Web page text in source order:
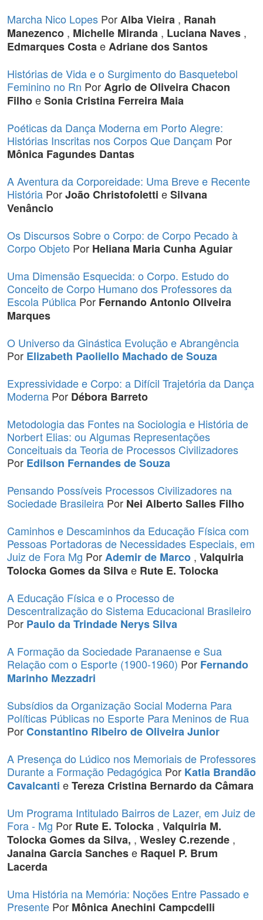
Marcha Nico Lopes PorAlba Vieira , Ranah
Manezenco , Michelle Miranda , Luciana Naves ,
Edmarques CostaeAdriane dos Santos
Histórias de Vida e o Surgimento do Basquetebol
Feminino no Rn PorAgrio de Oliveira Chacon
FilhoeSonia Cristina Ferreira Maia
Poéticas da Dança Moderna em Porto Alegre:
Histórias Inscritas nos Corpos Que Dançam Por
Mônica Fagundes Dantas
A Aventura da Corporeidade: Uma Breve e Recente
História PorJoão Christofoletti eSilvana
Venâncio
Os Discursos Sobre o Corpo: de Corpo Pecado à
Corpo Objeto Por Heliana Maria Cunha Aguiar
Uma Dimensão Esquecida: o Corpo. Estudo do
Conceito de Corpo Humano dos Professores da
Escola Pública Por Fernando Antonio Oliveira
Marques
O Universo da Ginástica Evolução e Abrangência
Por Elizabeth Paoliello Machado de Souza
Expressividade e Corpo: a Difícil Trajetória da Dança
Moderna Por Débora Barreto
Metodologia das Fontes na Sociologia e História de
Norbert Elias: ou Algumas Representações
Conceituais da Teoria de Processos Civilizadores
Por Edilson Fernandes de Souza
Pensando Possíveis Processos Civilizadores na
Sociedade Brasileira Por Nei Alberto Salles Filho
Caminhos e Descaminhos da Educação Física com
Pessoas Portadoras de Necessidades Especiais, em
Juiz de Fora Mg PorAdemir de Marco , Valquiria
Tolocka Gomes da Silvae Rute E. Tolocka
A Educação Física e o Processo de
Descentralização do Sistema Educacional Brasileiro
Por Paulo da Trindade Nerys Silva
A Formação da Sociedade Paranaense e Sua
Relação com o Esporte (1900-1960) Por Fernando
Marinho Mezzadri
Subsídios da Organização Social Moderna Para
Políticas Públicas no Esporte Para Meninos de Rua
PorConstantino Ribeiro de Oliveira Junior
A Presença do Lúdico nos Memoriais de Professores
Durante a Formação Pedagógica Por Katia Brandão
Cavalcanti eTereza Cristina Bernardo da Câmara
Um Programa Intitulado Bairros de Lazer, em Juiz de
Fora - Mg Por Rute E. Tolocka , Valquiria M.
Tolocka Gomes da Silva, , Wesley C.rezende ,
Janaina Garcia Sanchese Raquel P. Brum
Lacerda
Uma História na Memória: Noções Entre Passado e
Presente Por Mônica Anechini Campcdelli